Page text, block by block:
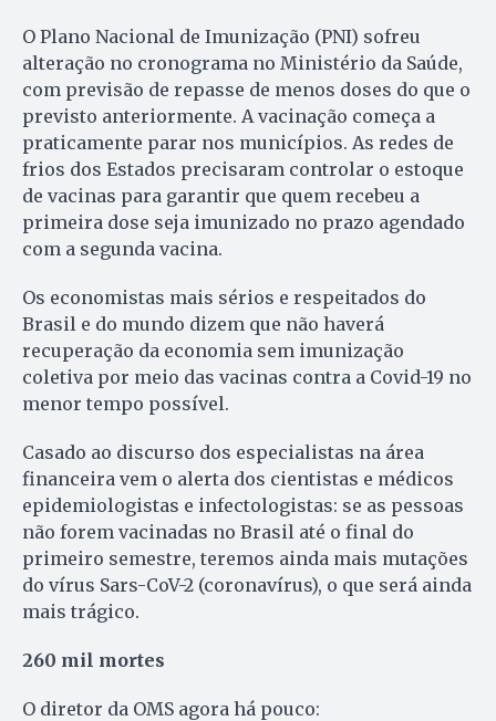
O Plano Nacional de Imunização (PNI) sofreu
alteração no cronograma no Ministério da Saúde,
com previsão de repasse de menos doses do que o
previsto anteriormente. A vacinação começa a
praticamente parar nos municípios. As redes de
frios dos Estados precisaram controlar o estoque
de vacinas para garantir que quem recebeu a
primeira dose seja imunizado no prazo agendado
com a segunda vacina.
Os economistas mais sérios e respeitados do
Brasil e do mundo dizem que não haverá
recuperação da economia sem imunização
coletiva por meio das vacinas contra a Covid-19 no
menor tempo possível.
Casado ao discurso dos especialistas na área
financeira vem o alerta dos cientistas e médicos
epidemiologistas e infectologistas: se as pessoas
não forem vacinadas no Brasil até o final do
primeiro semestre, teremos ainda mais mutações
do vírus Sars-CoV-2 (coronavírus), o que será ainda
mais trágico.
260 mil mortes
O diretor da OMS agora há pouco: